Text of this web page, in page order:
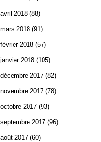
avril 2018 (88)
mars 2018 (91)
février 2018 (57)
janvier 2018 (105)
décembre 2017 (82)
novembre 2017 (78)
octobre 2017 (93)
septembre 2017 (96)
août 2017 (60)